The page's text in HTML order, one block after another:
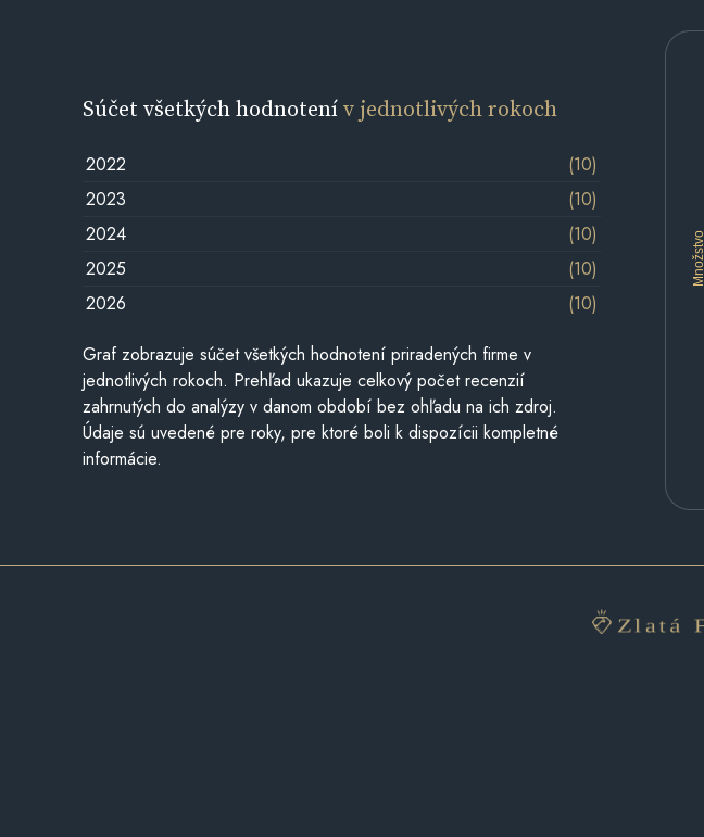
Množstvo
Súčet všetkých hodnotenív jednotlivých rokoch
2022
(10)
2023
(10)
2024
(10)
2025
(10)
2026
(10)
Graf zobrazuje súčet všetkých hodnotení priradených firme v
jednotlivých rokoch. Prehľad ukazuje celkový počet recenzií
zahrnutých do analýzy v danom období bez ohľadu na ich zdroj.
Údaje sú uvedené pre roky, pre ktoré boli k dispozícii kompletné
informácie.